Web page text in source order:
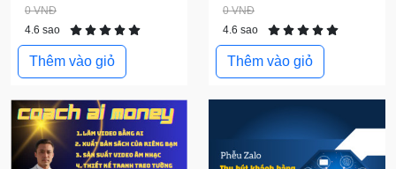
0 VNĐ
4.6 sao
Thêm vào giỏ
0 VNĐ
4.6 sao
Thêm vào giỏ